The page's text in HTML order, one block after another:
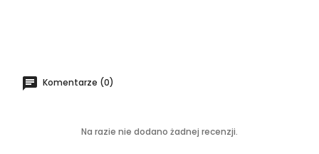
Komentarze (0)
Na razie nie dodano żadnej recenzji.